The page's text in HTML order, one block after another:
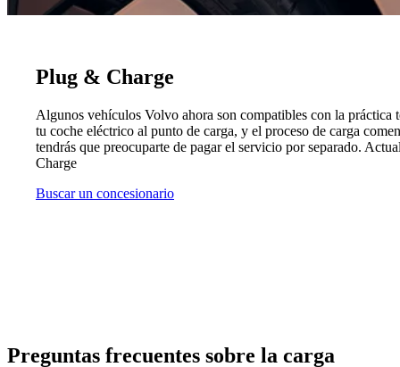
Plug & Charge
Algunos vehículos Volvo ahora son compatibles con la práctica
tu coche eléctrico al punto de carga, y el proceso de carga
tendrás que preocuparte de pagar el servicio por separado.
Charge
Buscar un concesionario
Preguntas frecuentes sobre la carga